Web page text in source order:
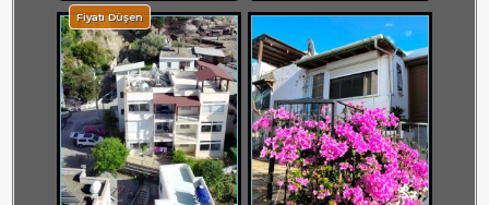
Fiyatı Düşen